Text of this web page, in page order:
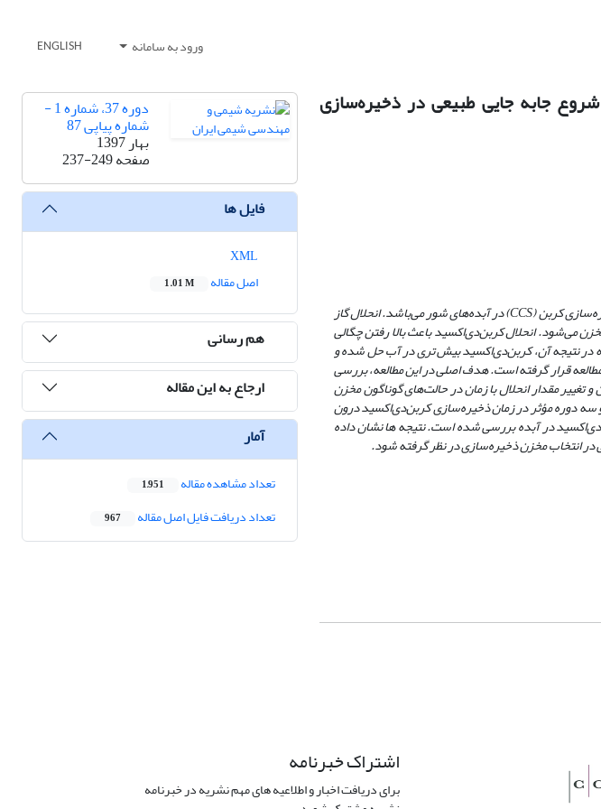
ورود به سامانه ENGLISH
جابه جایی طبیعی در ذخیره‌سازی
کربن (CCS) در آبده‌های شور می‌باشد. انحلال گاز
می‌شود. انحلال کربن‌دی‌اکسید باعث بالا رفتن چگالی
در نتیجه آن، کربن‌دی‌اکسید بیش ­تری در آب حل شده و
قرار گرفته است. هدف اصلی در این مطالعه، بررسی
مقدار انحلال با زمان در حالت‌های گوناگون مخزن
دوره مؤثر در زمان ذخیره‌سازی کربن‌دی‌اکسید درون
در آبده بررسی شده است.نتیجه­ ها نشان داده
در انتخاب مخزن ذخیره‌سازی در نظر گرفته شود.
دوره 37، شماره 1 -
شماره پیاپی 87
بهار 1397
صفحه237-249
فایل ها
اصل مقاله
1.01 M
هم رسانی
ارجاع به این مقاله
آمار
تعداد مشاهده مقاله 1,951
تعداد دریافت فایل اصل مقاله 967
اشتراک خبرنامه
برای دریافت اخبار و اطلاعیه های مهم نشریه در خبرنامه